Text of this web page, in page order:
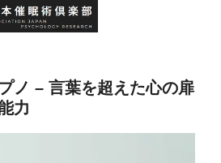
ノ – 言葉を超えた心の扉
力